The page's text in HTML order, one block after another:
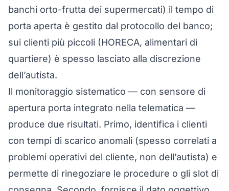
banchi orto-frutta dei supermercati) il tempo di
porta aperta è gestito dal protocollo del banco;
sui clienti più piccoli (HORECA, alimentari di
quartiere) è spesso lasciato alla discrezione
dell’autista.
Il monitoraggio sistematico — con sensore di
apertura porta integrato nella telematica —
produce due risultati. Primo, identifica i clienti
con tempi di scarico anomali (spesso correlati a
problemi operativi del cliente, non dell’autista) e
permette di rinegoziare le procedure o gli slot di